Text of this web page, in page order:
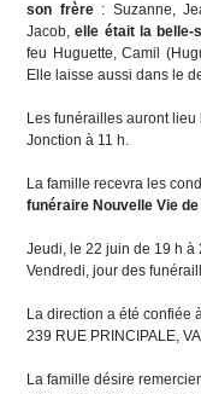
son frère : Suzanne,
Jacob,elle était la belle-
feu Huguette, Camil
Elle laisse aussi dans le
Les funérailles auront
Jonction à 11 h.
La famille recevra les
funéraire Nouvelle Vie de
Jeudi, le 22 juin de 19 h à
Vendredi, jour des
La direction a été confiée
239 RUE PRINCIPALE,
La famille désire